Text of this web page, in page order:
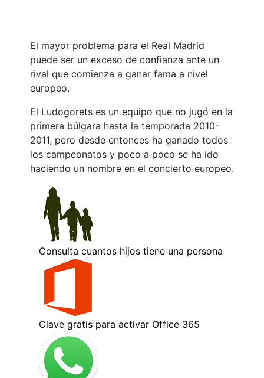
El mayor problema para el Real Madrid
puede ser un exceso de confianza ante un
rival que comienza a ganar fama a nivel
europeo.
El Ludogorets es un equipo que no jugó en la
primera búlgara hasta la temporada 2010-
2011, pero desde entonces ha ganado todos
los campeonatos y poco a poco se ha ido
haciendo un nombre en el concierto europeo.